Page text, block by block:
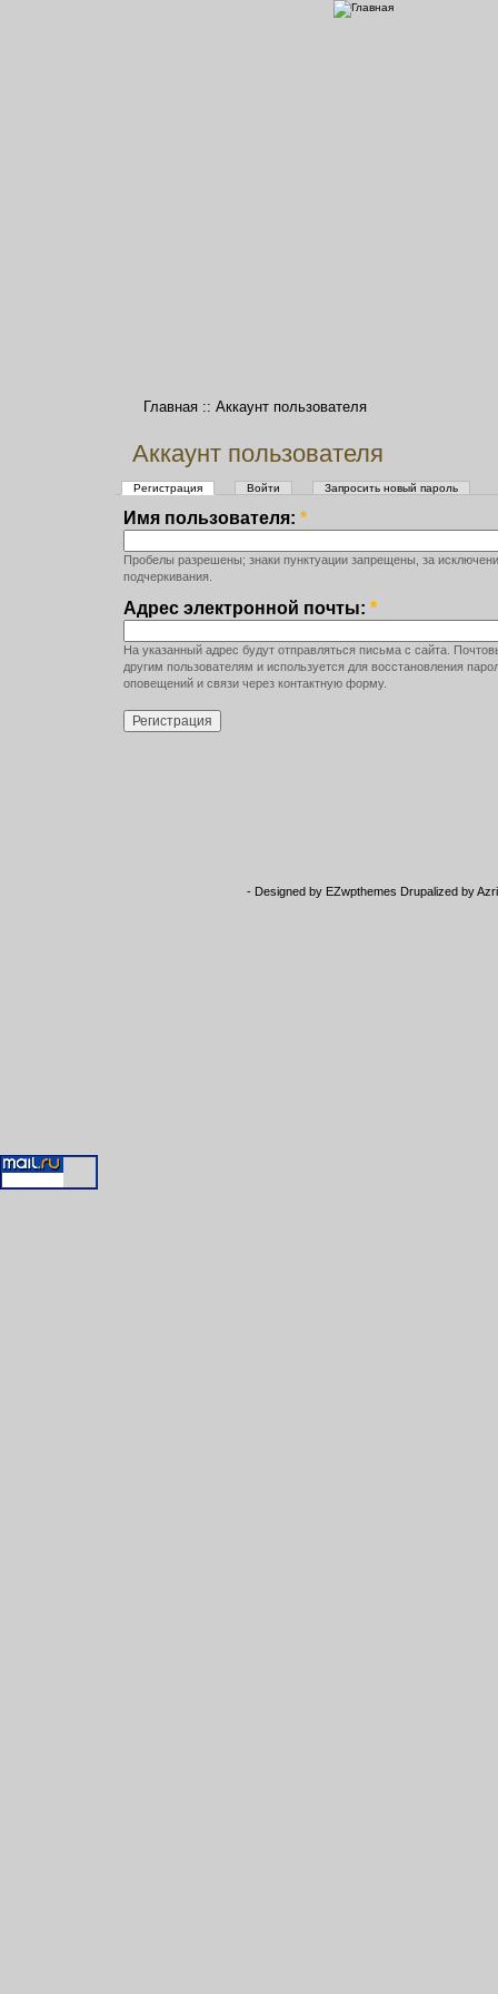
Главная :: Аккаунт пользователя
Аккаунт пользователя
Регистрация Войти Запросить новый пароль
Имя пользователя: *
Пробелы разрешены; знаки пунктуации запрещены, за
подчеркивания.
Адрес электронной почты: *
На указанный адрес будут отправляться письма с сайта.
другим пользователям и используется для восстановления
оповещений и связи через контактную форму.
- Designed by EZwpthemes Drupalized by